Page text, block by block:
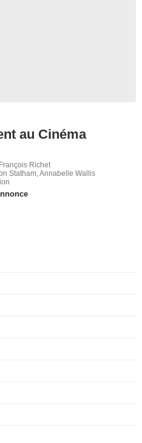
au Cinéma
Richet
Statham, Annabelle Wallis